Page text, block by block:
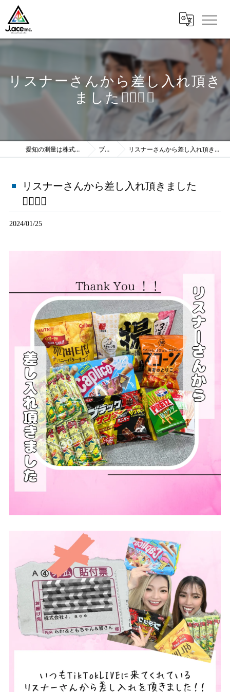
リスナーさんから差し入れ頂き
ました🙇🏻‍♀️❕
愛知の測量は株式会社J.ace ブログ リスナーさんから差し入れ頂きました🙇🏻‍♀️❕
リスナーさんから差し入れ頂きました
🙇🏻‍♀️❕
2024/01/25